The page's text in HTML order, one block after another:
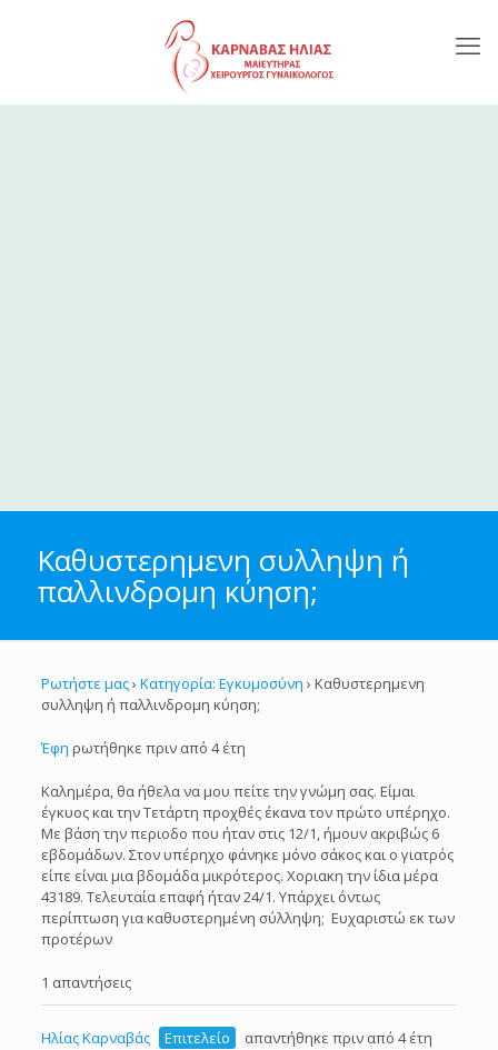
Καθυστερημενη συλληψη ή
παλλινδρομη κύηση;
Ρωτήστε μας› Κατηγορία: Εγκυμοσύνη › Καθυστερημενη
συλληψη ή παλλινδρομη κύηση;
Έφη ρωτήθηκε πριν από 4 έτη
Καλημέρα, θα ήθελα να μου πείτε την γνώμη σας. Είμαι
έγκυος και την Τετάρτη προχθές έκανα τον πρώτο υπέρηχο.
Με βάση την περιοδο που ήταν στις 12/1, ήμουν ακριβώς 6
εβδομάδων. Στον υπέρηχο φάνηκε μόνο σάκος και ο γιατρός
είπε είναι μια βδομάδα μικρότερος. Χοριακη την ίδια μέρα
43189. Τελευταία επαφή ήταν 24/1. Υπάρχει όντως
περίπτωση για καθυστερημένη σύλληψη; Ευχαριστώ εκ των
προτέρων
1 απαντήσεις
Ηλίας Καρναβάς Επιτελείο απαντήθηκε πριν από 4 έτη